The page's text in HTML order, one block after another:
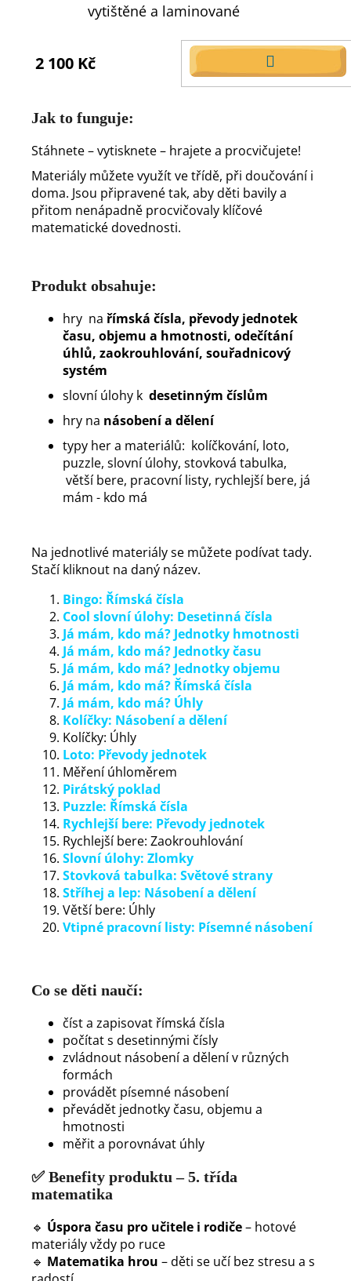
vytištěné a laminované
2 100 Kč
DO
KOŠÍKU
Jak to funguje:
Stáhnete – vytisknete – hrajete a procvičujete!
Materiály můžete využít ve třídě, při doučování i
doma. Jsou připravené tak, aby děti bavily a
přitom nenápadně procvičovaly klíčové
matematické dovednosti.
Produkt obsahuje:
hry na římská čísla, převody jednotek
času, objemu a hmotnosti, odečítání
úhlů, zaokrouhlování, souřadnicový
systém
slovní úlohy k desetinným číslům
hry na násobení a dělení
typy her a materiálů: kolíčkování, loto,
puzzle, slovní úlohy, stovková tabulka,
větší bere, pracovní listy, rychlejší bere, já
mám - kdo má
Na jednotlivé materiály se můžete podívat tady.
Stačí kliknout na daný název.
Bingo: Římská čísla
Cool slovní úlohy: Desetinná čísla
Já mám, kdo má? Jednotky hmotnosti
Já mám, kdo má? Jednotky času
Já mám, kdo má? Jednotky objemu
Já mám, kdo má? Římská čísla
Já mám, kdo má? Úhly
Kolíčky: Násobení a dělení
Kolíčky: Úhly
Loto: Převody jednotek
Měření úhloměrem
Pirátský poklad
Puzzle: Římská čísla
Rychlejší bere: Převody jednotek
Rychlejší bere: Zaokrouhlování
Slovní úlohy: Zlomky
Stovková tabulka: Světové strany
Stříhej a lep: Násobení a dělení
Větší bere: Úhly
Vtipné pracovní listy: Písemné násobení
Co se děti naučí:
číst a zapisovat římská čísla
počítat s desetinnými čísly
zvládnout násobení a dělení v různých
formách
provádět písemné násobení
převádět jednotky času, objemu a
hmotnosti
měřit a porovnávat úhly
✅ Benefity produktu – 5. třída
matematika
🔹 Úspora času pro učitele i rodiče– hotové
materiály vždy po ruce
🔹 Matematika hrou – děti se učí bez stresu a s